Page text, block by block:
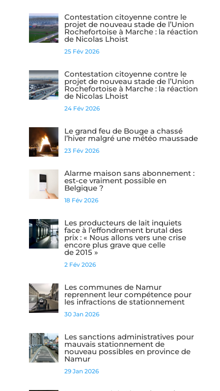
Contestation citoyenne contre le
projet de nouveau stade de l’Union
Rochefortoise à Marche : la réaction
de Nicolas Lhoist
25 Fév 2026
Contestation citoyenne contre le
projet de nouveau stade de l’Union
Rochefortoise à Marche : la réaction
de Nicolas Lhoist
24 Fév 2026
Le grand feu de Bouge a chassé
l’hiver malgré une météo maussade
23 Fév 2026
Alarme maison sans abonnement :
est-ce vraiment possible en
Belgique ?
18 Fév 2026
Les producteurs de lait inquiets
face à l’effondrement brutal des
prix : « Nous allons vers une crise
encore plus grave que celle
de 2015 »
2 Fév 2026
Les communes de Namur
reprennent leur compétence pour
les infractions de stationnement
30 Jan 2026
Les sanctions administratives pour
mauvais stationnement de
nouveau possibles en province de
Namur
29 Jan 2026